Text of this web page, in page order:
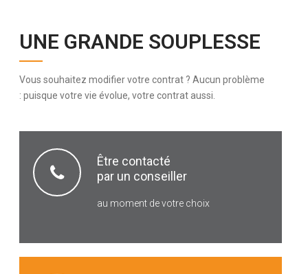
UNE GRANDE SOUPLESSE
Vous souhaitez modifier votre contrat ? Aucun problème
: puisque votre vie évolue, votre contrat aussi.
Être contacté
par un conseiller
au moment de votre choix